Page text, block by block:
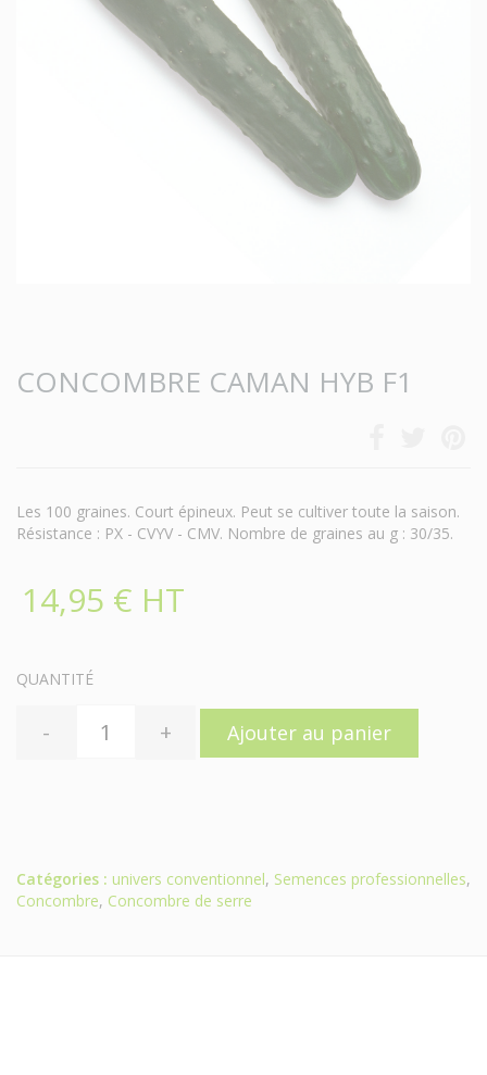
CONCOMBRE CAMAN HYB F1
Les 100 graines. Court épineux. Peut se cultiver toute la saison.
Résistance : PX - CVYV - CMV. Nombre de graines au g : 30/35.
14,95 € HT
QUANTITÉ
- + Ajouter au panier
Catégories : univers conventionnel, Semences professionnelles,
Concombre, Concombre de serre